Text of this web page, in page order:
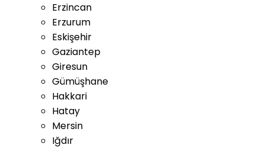
Erzincan
Erzurum
Eskişehir
Gaziantep
Giresun
Gümüşhane
Hakkari
Hatay
Mersin
Iğdır